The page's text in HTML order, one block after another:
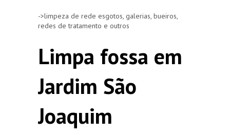
->limpeza de rede esgotos, galerias, bueiros,
redes de tratamento e outros
Limpa fossa em
Jardim São
Joaquim